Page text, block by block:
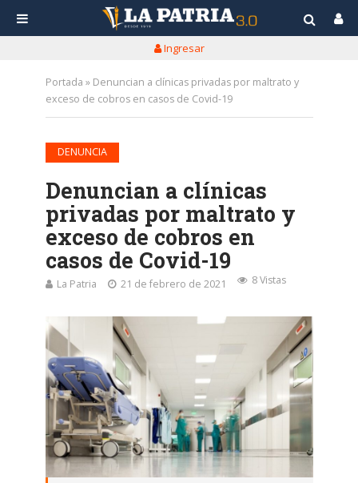
Ingresar
Portada » Denuncian a clínicas privadas por maltrato y
exceso de cobros en casos de Covid-19
DENUNCIA
Denuncian a clínicas
privadas por maltrato y
exceso de cobros en
casos de Covid-19
La Patria 21 de febrero de 2021 8 Vistas